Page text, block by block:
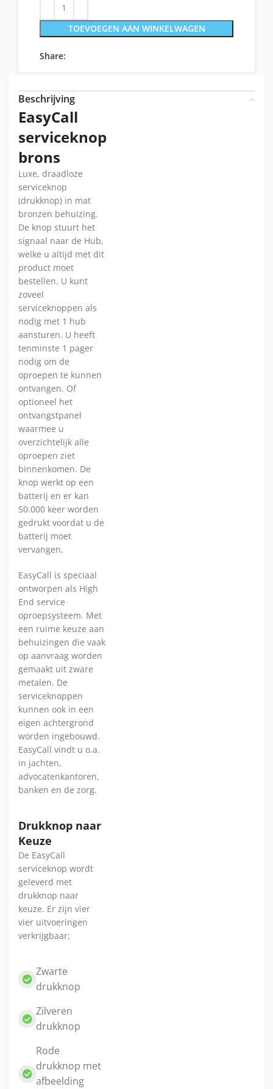
TOEVOEGEN AAN WINKELWAGEN
Share:
Beschrijving
EasyCall
serviceknop
brons
Luxe, draadloze
serviceknop
(drukknop) in mat
bronzen behuizing.
De knop stuurt het
signaal naar de Hub,
welke u altijd met dit
product moet
bestellen. U kunt
zoveel
serviceknoppen als
nodig met 1 hub
aansturen. U heeft
tenminste 1 pager
nodig om de
oproepen te kunnen
ontvangen. Of
optioneel het
ontvangstpanel
waarmee u
overzichtelijk alle
oproepen ziet
binnenkomen. De
knop werkt op een
batterij en er kan
50.000 keer worden
gedrukt voordat u de
batterij moet
vervangen.
EasyCall is speciaal
ontworpen als High
End service
oproepsysteem. Met
een ruime keuze aan
behuizingen die vaak
op aanvraag worden
gemaakt uit zware
metalen. De
serviceknoppen
kunnen ook in een
eigen achtergrond
worden ingebouwd.
EasyCall vindt u o.a.
in jachten,
advocatenkantoren,
banken en de zorg.
Drukknop naar
Keuze
De EasyCall
serviceknop wordt
geleverd met
drukknop naar
keuze. Er zijn vier
vier uitvoeringen
verkrijgbaar;
Zwarte
drukknop
Zilveren
drukknop
Rode
drukknop met
afbeelding